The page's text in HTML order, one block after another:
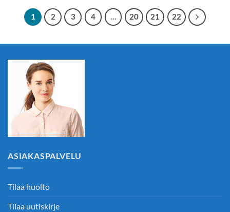
1 2 3 4 … 20 21 22
ASIAKASPALVELU
Tilaa huolto
Tilaa uutiskirje